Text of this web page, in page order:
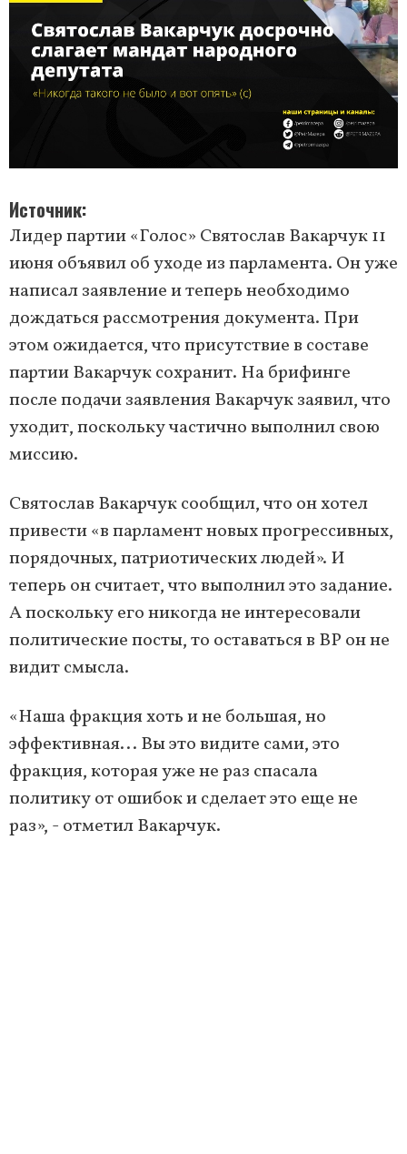
Источник
Лидер партии «Голос» Святослав Вакарчук 11
июня объявил об уходе из парламента. Он уже
написал заявление и теперь необходимо
дождаться рассмотрения документа. При
этом ожидается, что присутствие в составе
партии Вакарчук сохранит. На брифинге
после подачи заявления Вакарчук заявил, что
уходит, поскольку частично выполнил свою
миссию.
Святослав Вакарчук сообщил, что он хотел
привести «в парламент новых прогрессивных,
порядочных, патриотических людей». И
теперь он считает, что выполнил это задание.
А поскольку его никогда не интересовали
политические посты, то оставаться в ВР он не
видит смысла.
«Наша фракция хоть и не большая, но
эффективная... Вы это видите сами, это
фракция, которая уже не раз спасала
политику от ошибок и сделает это еще не
раз», - отметил Вакарчук.